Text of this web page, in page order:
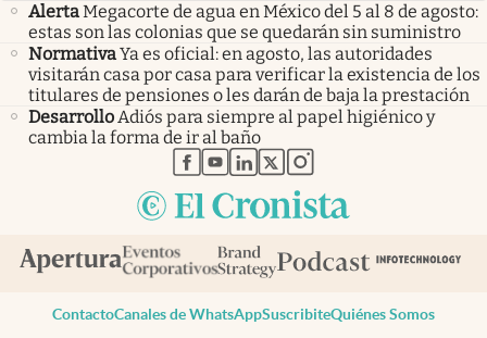
AlertaMegacorte de agua en México del 5 al 8 de agosto:
estas son las colonias que se quedarán sin suministro
NormativaYa es oficial: en agosto, las autoridades
visitarán casa por casa para verificar la existencia de los
titulares de pensiones o les darán de baja la prestación
DesarrolloAdiós para siempre al papel higiénico y
cambia la forma de ir al baño
abre en nueva pestaña
abre en nueva pestaña
abre en nueva pestaña
abre en nueva pestaña
abre en nueva pestaña
ContactoCanales de WhatsAppSuscribiteQuiénes Somos